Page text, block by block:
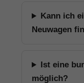
Kann ich
Neuwagen
Ist eine
möglich?